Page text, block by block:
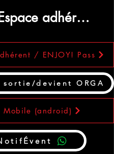
/ ENJOY! Pass
devient ORGA
adhérent
Mobile (android)